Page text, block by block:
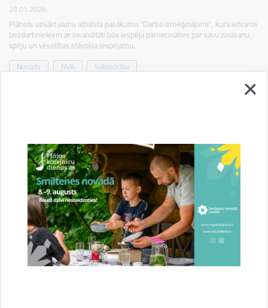
28.01.2026.
Plānots uzsākt jaunu atbalsta pasākumu “Darba izmēģinājumi”, kura ietvaros
bezdarbniekiem ar invaliditāti būs iespēja pārliecināties par savu zināšanu,
spēju un veselības stāvokļa iespējamu…
Novads NVA Sabiedrība
Piešķir papildu finansējumu Ukrainas
civiliedzīvotāju pabalstiem nodarbinātības un